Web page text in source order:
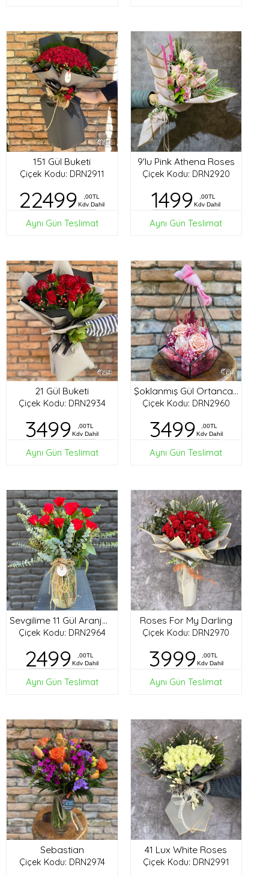
151 Gül Buketi
Çiçek Kodu: DRN2911
22499
,00TL
Kdv Dahil
Aynı Gün Teslimat
9'lu Pink Athena Roses
Çiçek Kodu: DRN2920
1499
,00TL
Kdv Dahil
Aynı Gün Teslimat
21 Gül Buketi
Çiçek Kodu: DRN2934
3499
,00TL
Kdv Dahil
Aynı Gün Teslimat
Şoklanmış Gül Ortanca Tasarım
Çiçek Kodu: DRN2960
3499
,00TL
Kdv Dahil
Aynı Gün Teslimat
Sevgilime 11 Gül Aranjman
Çiçek Kodu: DRN2964
2499
,00TL
Kdv Dahil
Aynı Gün Teslimat
Roses For My Darling
Çiçek Kodu: DRN2970
3999
,00TL
Kdv Dahil
Aynı Gün Teslimat
Sebastian
Çiçek Kodu: DRN2974
41 Lux White Roses
Çiçek Kodu: DRN2991